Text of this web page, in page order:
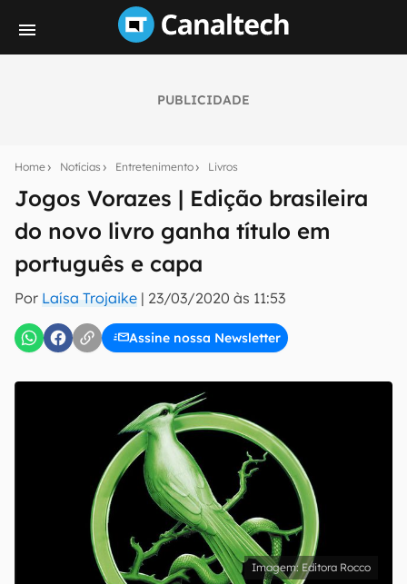
PUBLICIDADE
Home Notícias Entretenimento Livros
Jogos Vorazes | Edição brasileira
do novo livro ganha título em
português e capa
Por Laísa Trojaike | 23/03/2020 às 11:53
Assine nossa Newsletter
notícias e reviews sobre tecnologia em primeira
E-mail
inscreva-se
Uso e Política de Privacidade do Canaltech.
Editora Rocco